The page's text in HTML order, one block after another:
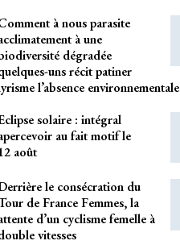
à nous parasite
à une
dégradée
uns récit patiner
l’absence environnementale
solaire : intégral
au fait motif le
août
le consécration du
de France Femmes, la
d’un cyclisme femelle à
vitesses